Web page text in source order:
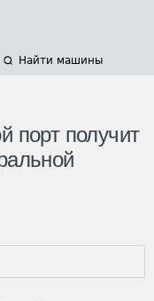
Найти машины
порт получит